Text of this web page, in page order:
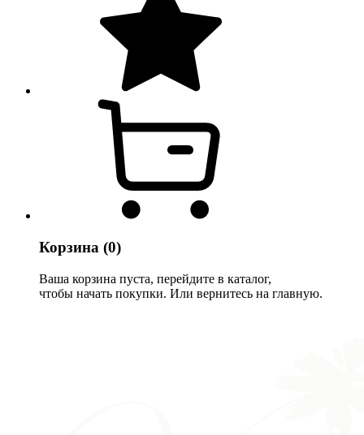
Корзина (0)
Ваша корзина пуста, перейдите в каталог,
чтобы начать покупки. Или вернитесь на главную.